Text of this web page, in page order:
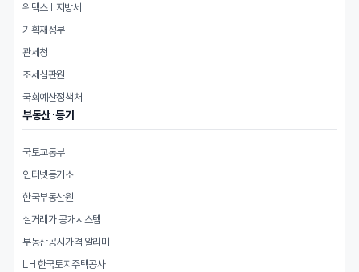
위택스 | 지방세
기획재정부
관세청
조세심판원
국회예산정책처
부동산·등기
국토교통부
인터넷등기소
한국부동산원
실거래가 공개시스템
부동산공시가격 알리미
LH 한국토지주택공사